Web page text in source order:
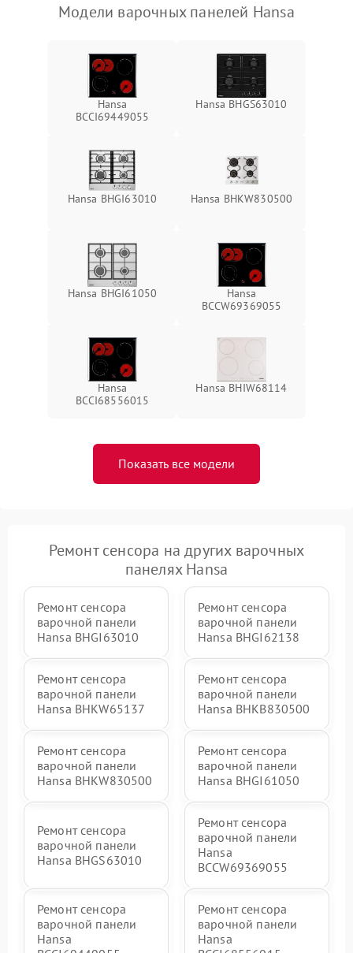
Модели варочных панелей Hansa
Hansa
BCCI69449055
Hansa BHGS63010
Hansa BHGI63010 Hansa BHKW830500
Hansa BHGI61050
Hansa
BCCW69369055
Hansa
BCCI68556015
Hansa BHIW68114
Показать все модели
Ремонт сенсора на других варочных
панелях Hansa
Ремонт сенсора
варочной панели
Hansa BHGI63010
Ремонт сенсора
варочной панели
Hansa BHGI62138
Ремонт сенсора
варочной панели
Hansa BHKW65137
Ремонт сенсора
варочной панели
Hansa BHKB830500
Ремонт сенсора
варочной панели
Hansa BHKW830500
Ремонт сенсора
варочной панели
Hansa BHGI61050
Ремонт сенсора
варочной панели
Hansa BHGS63010
Ремонт сенсора
варочной панели
Hansa
BCCW69369055
Ремонт сенсора
варочной панели
Hansa
Ремонт сенсора
варочной панели
Hansa